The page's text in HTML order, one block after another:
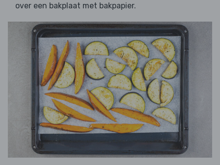
over een bakplaat met bakpapier.